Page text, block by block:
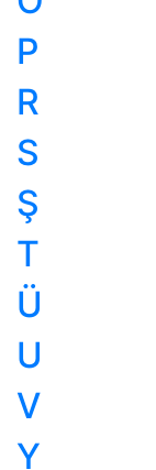
P
R
S
Ş
T
Ü
U
V
Y